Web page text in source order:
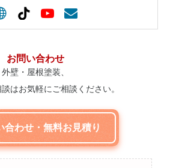
目指します！
お問い合わせ
外壁・屋根塗装、
はお気軽にご相談ください。
合わせ・無料お見積り